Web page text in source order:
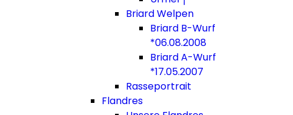
Briard Welpen
Briard B-Wurf
*06.08.2008
Briard A-Wurf
*17.05.2007
Rasseportrait
Flandres